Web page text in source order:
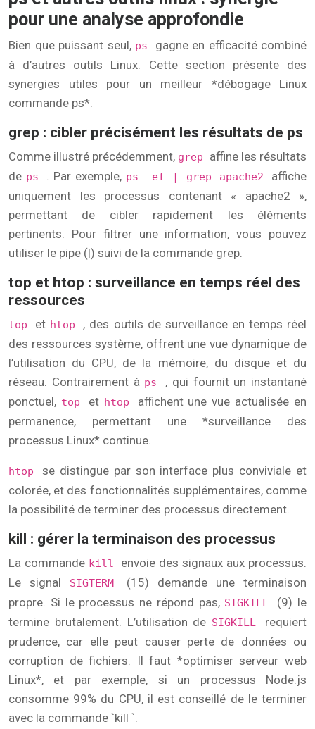
pour une analyse approfondie
Bien que puissant seul, ps gagne en efficacité combiné
à d’autres outils Linux. Cette section présente des
synergies utiles pour un meilleur *débogage Linux
commande ps*.
grep : cibler précisément les résultats de ps
Comme illustré précédemment, grep affine les résultats
de ps . Par exemple, ps -ef | grep apache2 affiche
uniquement les processus contenant « apache2 »,
permettant de cibler rapidement les éléments
pertinents. Pour filtrer une information, vous pouvez
utiliser le pipe (|) suivi de la commande grep.
top et htop : surveillance en temps réel des
ressources
top et htop , des outils de surveillance en temps réel
des ressources système, offrent une vue dynamique de
l’utilisation du CPU, de la mémoire, du disque et du
réseau. Contrairement à ps , qui fournit un instantané
ponctuel, top et htop affichent une vue actualisée en
permanence, permettant une *surveillance des
processus Linux* continue.
htop se distingue par son interface plus conviviale et
colorée, et des fonctionnalités supplémentaires, comme
la possibilité de terminer des processus directement.
kill : gérer la terminaison des processus
La commande kill envoie des signaux aux processus.
Le signal SIGTERM (15) demande une terminaison
propre. Si le processus ne répond pas, SIGKILL (9) le
termine brutalement. L’utilisation de SIGKILL requiert
prudence, car elle peut causer perte de données ou
corruption de fichiers. Il faut *optimiser serveur web
Linux*, et par exemple, si un processus Node.js
consomme 99% du CPU, il est conseillé de le terminer
avec la commande `kill `.